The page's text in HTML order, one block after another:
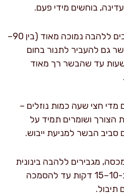
בוחשים מידי פעם.
מכסים את הסיר, מנמיכים ללהבה נמוכה מאוד (בין 90–
גם להעביר לתנור בחום
מבשלים 2.5–3 שעות עד שהבשר רך מאוד
מדי חצי שעה כמות נוזלים –
הצורך ושומרים תמיד על
סביב הבשר למניעת ייבוש.
מגבירים ללהבה בינונית
ומצמצמים את הרוטב כ-10–15 דקות עד להסמכה
תיבול.